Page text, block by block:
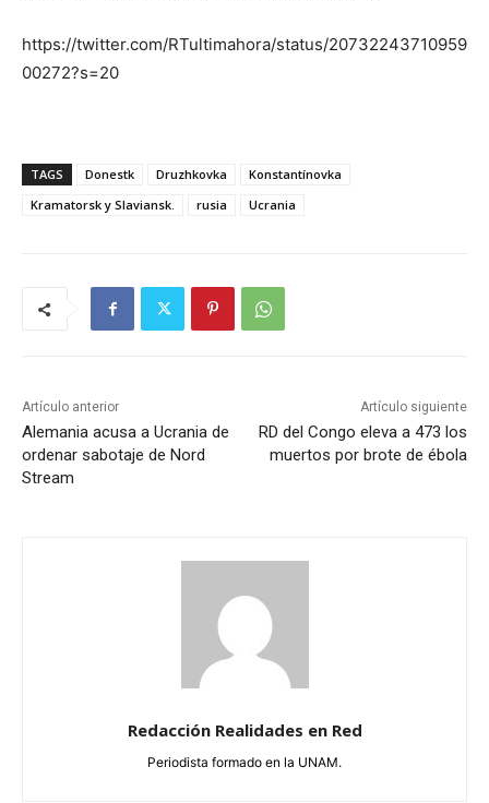
https://twitter.com/RTultimahora/status/20732243710959
00272?s=20
TAGS Donestk Druzhkovka
Konstantínovka
Kramatorsk y Slaviansk.
rusia Ucrania
Artículo anterior
Alemania acusa a Ucrania de
ordenar sabotaje de Nord
Stream
Artículo siguiente
RD del Congo eleva a 473 los
muertos por brote de ébola
Redacción Realidades en Red
Periodista formado en la UNAM.